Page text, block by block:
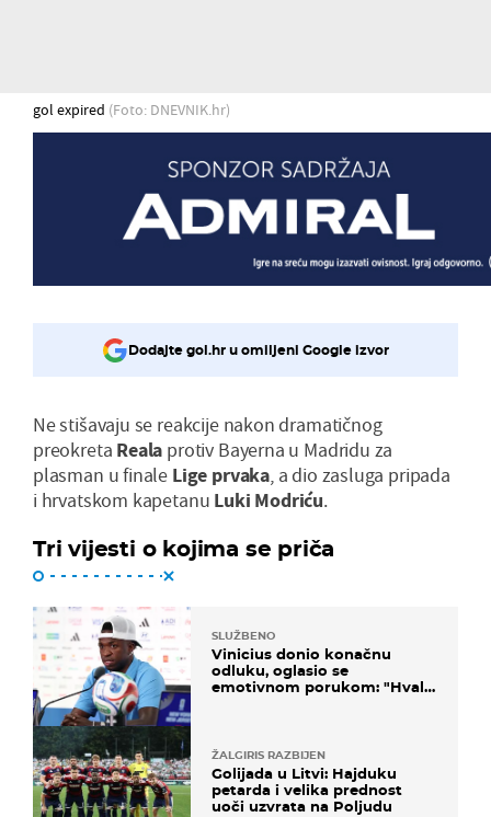
gol expired (Foto: DNEVNIK.hr)
Dodajte gol.hr u omiljeni Google izvor
Ne stišavaju se reakcije nakon dramatičnog
preokreta Reala protiv Bayerna u Madridu za
plasman u finale Lige prvaka, a dio zasluga pripada
i hrvatskom kapetanu Luki Modriću.
Tri vijesti o kojima se priča
SLUŽBENO
Vinicius donio konačnu
odluku, oglasio se
emotivnom porukom: "Hvala
ŽALGIRIS RAZBIJEN
Golijada u Litvi: Hajduku
petarda i velika prednost
uoči uzvrata na Poljudu